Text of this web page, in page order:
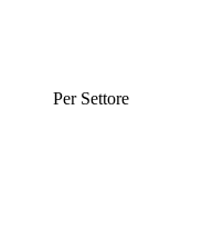
Per Settore